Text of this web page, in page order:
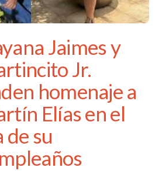
Jaimes y
Jr.
homenaje a
Elías en el
de su